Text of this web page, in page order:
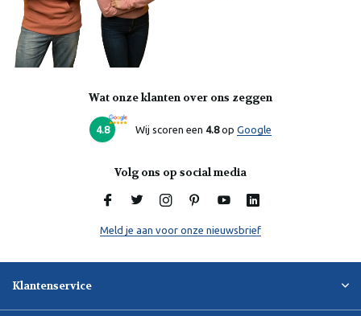
Wat onze klanten over ons zeggen
4.8 Wij scoren een 4.8op Google
Volg ons op social media
Meld je aan voor onze nieuwsbrief
Klantenservice
Online